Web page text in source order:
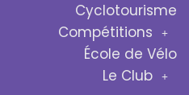
Cyclotourisme
Compétitions
École de Vélo
Le Club